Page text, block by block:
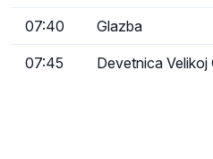
07:40 Glazba
07:45 Devetnica